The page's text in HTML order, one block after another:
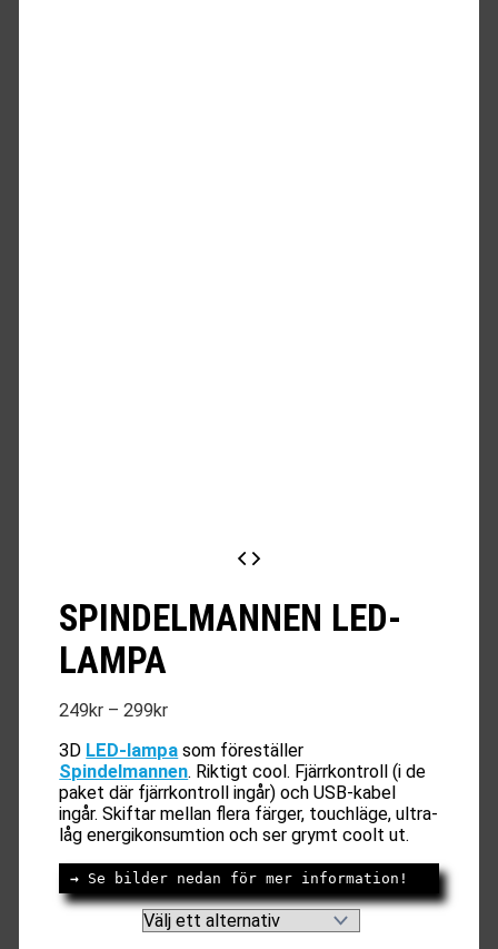
SPINDELMANNEN LED-
LAMPA
249kr – 299krPrisintervall:
till
299kr
3D LED-lampa som föreställer
Spindelmannen. Riktigt cool. Fjärrkontroll (i de
paket där fjärrkontroll ingår) och USB-kabel
ingår. Skiftar mellan flera färger, touchläge, ultra-
låg energikonsumtion och ser grymt coolt ut.
→ Se bilder nedan för mer information!